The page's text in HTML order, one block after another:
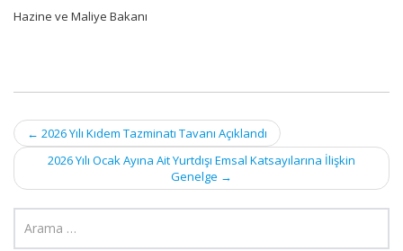
Hazine ve Maliye Bakanı
Post
navigation
← 2026 Yılı Kıdem Tazminatı Tavanı Açıklandı
2026 Yılı Ocak Ayına Ait Yurtdışı Emsal Katsayılarına İlişkin
Genelge →